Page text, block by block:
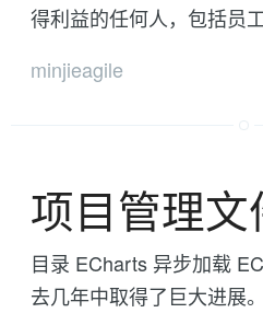
得利益的任何人，包括员
minjieagile
项目管理文
目录 ECharts 异步加载
去几年中取得了巨大进展